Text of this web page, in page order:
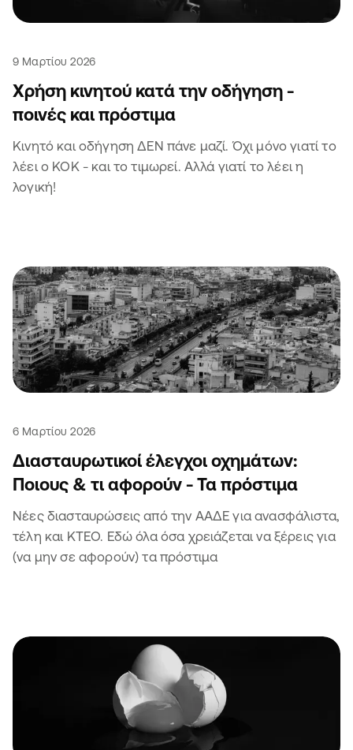
9 Μαρτίου 2026
Χρήση κινητού κατά την οδήγηση -
ποινές και πρόστιμα
Κινητό και οδήγηση ΔΕΝ πάνε μαζί. Όχι μόνο γιατί το
λέει ο ΚΟΚ - και το τιμωρεί. Αλλά γιατί το λέει η
λογική!
6 Μαρτίου 2026
Διασταυρωτικοί έλεγχοι οχημάτων:
Ποιους & τι αφορούν - Τα πρόστιμα
Νέες διασταυρώσεις από την ΑΑΔΕ για ανασφάλιστα,
τέλη και ΚΤΕΟ. Εδώ όλα όσα χρειάζεται να ξέρεις για
(να μην σε αφορούν) τα πρόστιμα